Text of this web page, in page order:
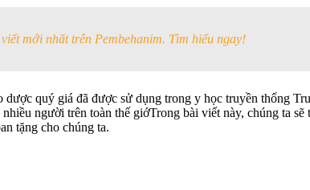
mới nhất trên Pembehanim. Tìm hiểu ngay!
quý giá đã được sử dụng trong y học truyền thống
người trên toàn thế giớTrong bài viết này, chúng ta
tặng cho chúng ta.